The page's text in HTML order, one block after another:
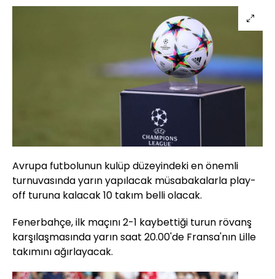
Avrupa futbolunun kulüp düzeyindeki en önemli
turnuvasında yarın yapılacak müsabakalarla play-
off turuna kalacak 10 takım belli olacak.
Fenerbahçe, ilk maçını 2-1 kaybettiği turun rövanş
karşılaşmasında yarın saat 20.00'de Fransa'nın Lille
takımını ağırlayacak.